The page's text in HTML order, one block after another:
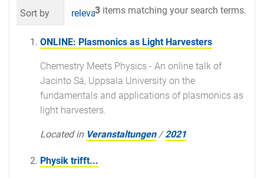
3 items matching your search terms.
Sort by relevance date (newest first)
ONLINE: Plasmonics as Light Harvesters
Chemestry Meets Physics - An online talk of
Jacinto Sá, Uppsala University on the
fundamentals and applications of plasmonics as
light harvesters.
Located in Veranstaltungen /2021
Physik trifft...